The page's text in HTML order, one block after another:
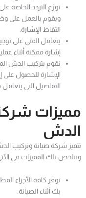
توزع التردد الخاصة
ويقوم بالعمل على
التقاط الإشارة.
يتعامل الفني على
إشارة ممكنة أثناء
نقوم بتركيب الدش
الإشارة للحصول على
التفاصيل التي
مميزات
الدش
تتميز شركة صيانة وتركيب
وتتلخص تلك المميزات في
نوفر كافة الأجزاء
بك أثناء الصيانة.